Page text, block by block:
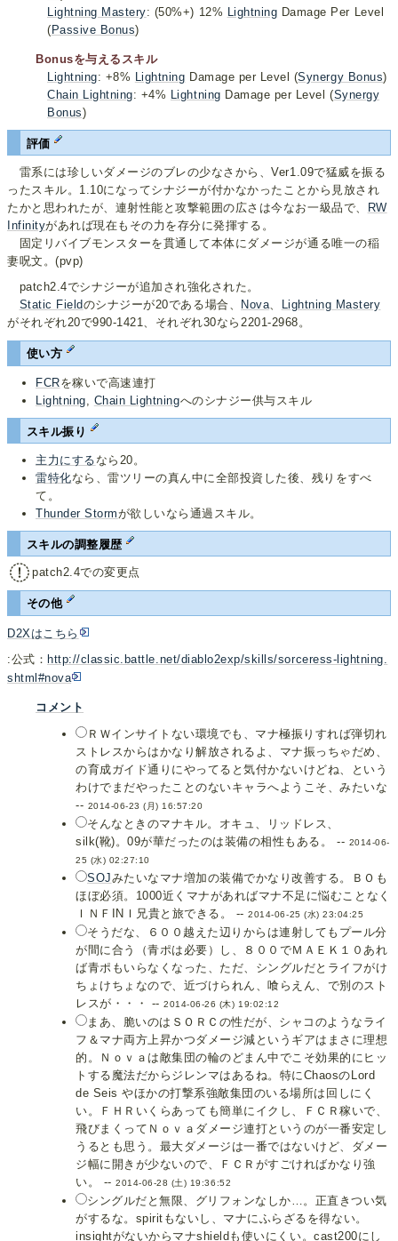
Lightning Mastery: (50%+) 12% Lightning Damage Per Level
( Passive Bonus)
Bonusを与えるスキル
Lightning: +8% Lightning Damage per Level (Synergy Bonus)
Chain Lightning: +4% Lightning Damage per Level (Synergy
Bonus)
評価
雷系には珍しいダメージのブレの少なさから、Ver1.09で猛威を振る
ったスキル。1.10になってシナジーが付かなかったことから見放され
たかと思われたが、連射性能と攻撃範囲の広さは今なお一級品で、
RW
Infinityがあれば現在もその力を存分に発揮する。
固定リバイブモンスターを貫通して本体にダメージが通る唯一の稲
妻呪文。(pvp)
patch2.4でシナジーが追加され強化された。
Static Fieldのシナジーが20である場合、 Nova、
Lightning Mastery
がそれぞれ20で990-1421、それぞれ30なら2201-2968。
使い方
FCRを稼いで高速連打
Lightning
Chain Lightningへのシナジー供与スキル
スキル振り
主力にする なら20。
雷特化なら、雷ツリーの真ん中に全部投資した後、残りをすべ
て。
Thunder Stormが欲しいなら通過スキル。
スキルの調整履歴
patch2.4での変更点
その他
D2Xはこちら
:公式： http://classic.battle.net/diablo2exp/skills/sorceress-lightning.
shtml#nova
コメント
ＲＷインサイトない環境でも、マナ極振りすれば弾切れ
ストレスからはかなり解放されるよ、マナ振っちゃだめ、
の育成ガイド通りにやってると気付かないけどね、という
わけでまだやったことのないキャラへようこそ、みたいな
-- 2014-06-23 (月) 16:57:20
そんなときのマナキル。オキュ、リッドレス、
silk(靴)。09が華だったのは装備の相性もある。 -- 2014-06-
25 (水) 02:27:10
SOJみたいなマナ増加の装備でかなり改善する。ＢＯも
ほぼ必須。1000近くマナがあればマナ不足に悩むことなく
ＩＮＦINＩ兄貴と旅できる。 --2014-06-25 (水) 23:04:25
そうだな、６００越えた辺りからは連射してもプール分
が間に合う（青ポは必要）し、８００でＭＡＥＫ１０あれ
ば青ポもいらなくなった、ただ、シングルだとライフがけ
ちょけちょなので、近づけられん、喰らえん、で別のスト
レスが・・・ --2014-06-26 (木) 19:02:12
まあ、脆いのはＳＯＲＣの性だが、シャコのようなライ
フ＆マナ両方上昇かつダメージ減というギアはまさに理想
的。Ｎｏｖａは敵集団の輪のどまん中でこそ効果的にヒッ
トする魔法だからジレンマはあるね。特にChaosのLord
de Seis やほかの打撃系強敵集団のいる場所は回しにく
い。ＦＨＲいくらあっても簡単にイクし、ＦＣＲ稼いで、
飛びまくってＮｏｖａダメージ連打というのが一番安定し
うるとも思う。最大ダメージは一番ではないけど、ダメー
ジ幅に開きが少ないので、ＦＣＲがすごければかなり強
い。 --2014-06-28 (土) 19:36:52
シングルだと無限、グリフォンなしか…。正直きつい気
がするな。spiritもないし、マナにふらざるを得ない。
insightがないからマナshieldも使いにくい。cast200にし